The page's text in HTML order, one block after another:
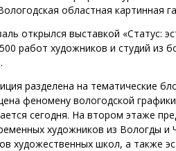
областная картинная
открылся выставкой «Статус:
работ художников и студий из
разделена на тематические
феномену вологодской
сегодня. На втором этаже
художников из Вологды и
художественных школ, а также